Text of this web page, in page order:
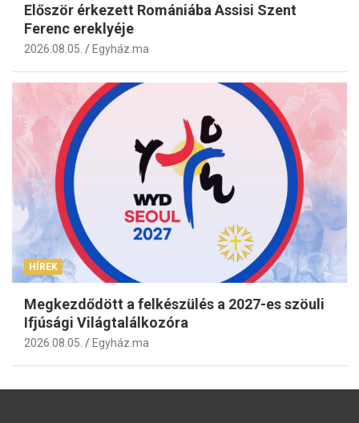
Először érkezett Romániába Assisi Szent
Ferenc ereklyéje
2026.08.05. Egyház.ma
HÍREK
Megkezdődött a felkészülés a 2027-es szöuli
Ifjúsági Világtalálkozóra
2026.08.05. Egyház.ma